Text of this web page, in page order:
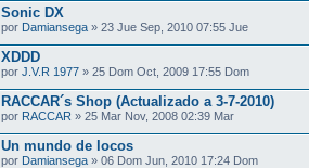
Sonic DX
por Damiansega » 23 Jue Sep, 2010 07:55 Jue
XDDD
por J.V.R 1977 » 25 Dom Oct, 2009 17:55 Dom
RACCAR´s Shop (Actualizado a 3-7-2010)
por RACCAR » 25 Mar Nov, 2008 02:39 Mar
Un mundo de locos
por Damiansega » 06 Dom Jun, 2010 17:24 Dom